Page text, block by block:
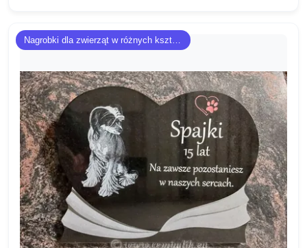
Nagrobki dla zwierząt w różnych kształtach